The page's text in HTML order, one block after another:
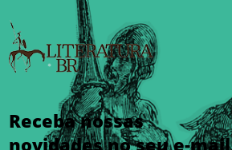
Receba nossas
novidades no seu e-mail